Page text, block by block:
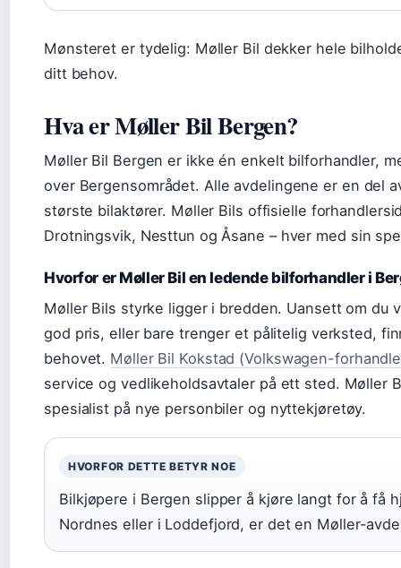
Mønsteret er tydelig: Møller Bil dekker hele
ditt behov.
Hva er Møller Bil Bergen?
Møller Bil Bergen er ikke én enkelt bilforhandler,
over Bergensområdet. Alle avdelingene er en del
største bilaktører. Møller Bils offisielle
Drotningsvik, Nesttun og Åsane – hver med sin
Hvorfor er Møller Bil en ledende bilforhandler i
Møller Bils styrke ligger i bredden. Uansett om du
god pris, eller bare trenger et pålitelig verksted,
behovet. Møller Bil Kokstad (Volkswagen-
service og vedlikeholdsavtaler på ett sted. Møller
spesialist på nye personbiler og nyttekjøretøy.
HVORFOR DETTE BETYR NOE
Bilkjøpere i Bergen slipper å kjøre langt for å få
Nordnes eller i Loddefjord, er det en Møller-